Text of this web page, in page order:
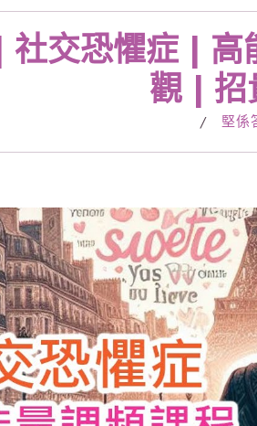
社交恐懼症 |
觀 | 招
/ 堅係